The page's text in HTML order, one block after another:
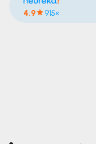
4.9 915×